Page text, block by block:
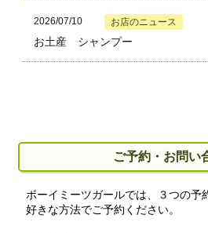
2026/07/10 お店のニュース
お土産 シャンプー
ご予約・お問い
ボーイミーツガールでは、３つの予
好きな方法でご予約ください。